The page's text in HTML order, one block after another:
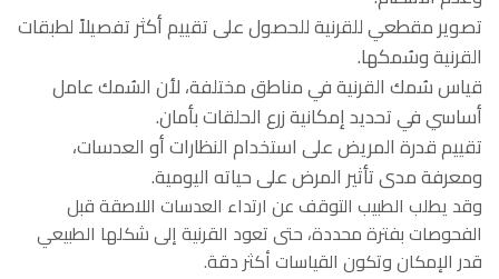
تصوير مقطعي للقرنية للحصول على تقييم أكثر تفصيلاً لطبقات
القرنية وسُمكها.
قياس سُمك القرنية في مناطق مختلفة، لأن السُمك عامل
أساسي في تحديد إمكانية زرع الحلقات بأمان.
تقييم قدرة المريض على استخدام النظارات أو العدسات،
ومعرفة مدى تأثير المرض على حياته اليومية.
وقد يطلب الطبيب التوقف عن ارتداء العدسات اللاصقة قبل
الفحوصات بفترة محددة، حتى تعود القرنية إلى شكلها الطبيعي
قدر الإمكان وتكون القياسات أكثر دقة.